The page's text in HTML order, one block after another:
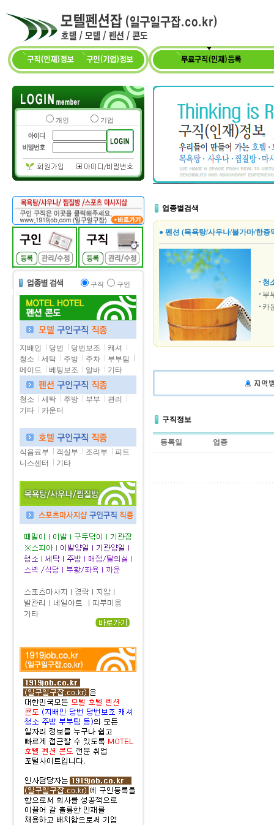
개인 기업
구직 구인
지배인 당번 당번보조
캐셔
청소
세탁 주방 주차
부부팀
메이드
베팅보조 알바 기타
청소 세탁 주방 부부
관리
기타
카운터
식음료부 객실부 조리부
피트
니스센터
기타
업종별검색
● 펜션 (목욕탕/사우나/불가마/한증
청
부
카
구직정보
등록일 업종